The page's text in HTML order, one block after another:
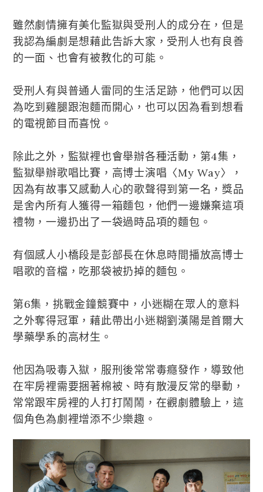
雖然劇情擁有美化監獄與受刑人的成分在，但是
我認為編劇是想藉此告訴大家，受刑人也有良善
的一面、也會有被教化的可能。
受刑人有與普通人雷同的生活足跡，他們可以因
為吃到雞腿跟泡麵而開心，也可以因為看到想看
的電視節目而喜悅。
除此之外，監獄裡也會舉辦各種活動，第4集，
監獄舉辦歌唱比賽，高博士演唱〈My Way〉，
因為有故事又感動人心的歌聲得到第一名，獎品
是舍內所有人獲得一箱麵包，他們一邊嫌棄這項
禮物，一邊扔出了一袋過時品項的麵包。
有個感人小橋段是彭部長在休息時間播放高博士
唱歌的音檔，吃那袋被扔掉的麵包。
第6集，挑戰金鐘競賽中，小迷糊在眾人的意料
之外奪得冠軍，藉此帶出小迷糊劉漢陽是首爾大
學藥學系的高材生。
他因為吸毒入獄，服刑後常常毒癮發作，導致他
在牢房裡需要捆著棉被、時有散漫反常的舉動，
常常跟牢房裡的人打打鬧鬧，在觀劇體驗上，這
個角色為劇裡增添不少樂趣。